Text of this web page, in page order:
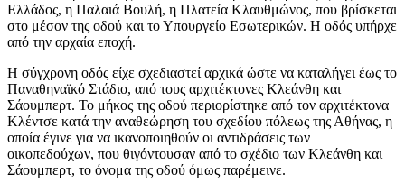
Ελλάδος, η Παλαιά Βουλή, η Πλατεία Κλαυθμώνος, που βρίσκεται
στο μέσον της οδού και το Υπουργείο Εσωτερικών. Η οδός υπήρχε
από την αρχαία εποχή.
Η σύγχρονη οδός είχε σχεδιαστεί αρχικά ώστε να καταλήγει έως το
Παναθηναϊκό Στάδιο, από τους αρχιτέκτονες Κλεάνθη και
Σάουμπερτ. Το μήκος της οδού περιορίστηκε από τον αρχιτέκτονα
Κλέντσε κατά την αναθεώρηση του σχεδίου πόλεως της Αθήνας, η
οποία έγινε για να ικανοποιηθούν οι αντιδράσεις των
οικοπεδούχων, που θιγόντουσαν από το σχέδιο των Κλεάνθη και
Σάουμπερτ, το όνομα της οδού όμως παρέμεινε.